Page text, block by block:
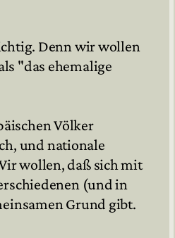
Denn wir wollen
"das ehemalige
Völker
und nationale
wollen, daß sich mit
(und in
Grund gibt.